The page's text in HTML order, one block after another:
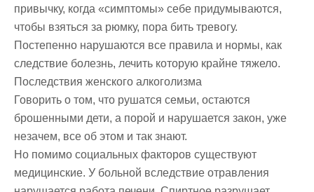
привычку, когда «симптомы» себе придумываются,
чтобы взяться за рюмку, пора бить тревогу.
Постепенно нарушаются все правила и нормы, как
следствие болезнь, лечить которую крайне тяжело.
Последствия женского алкоголизма
Говорить о том, что рушатся семьи, остаются
брошенными дети, а порой и нарушается закон, уже
незачем, все об этом и так знают.
Но помимо социальных факторов существуют
медицинские. У больной вследствие отравления